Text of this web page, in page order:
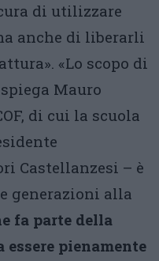
di utilizzare
anche di liberarli
«Lo scopo di
Mauro
di cui la scuola
Castellanzesi – è
generazioni alla
fa parte della
essere pienamente